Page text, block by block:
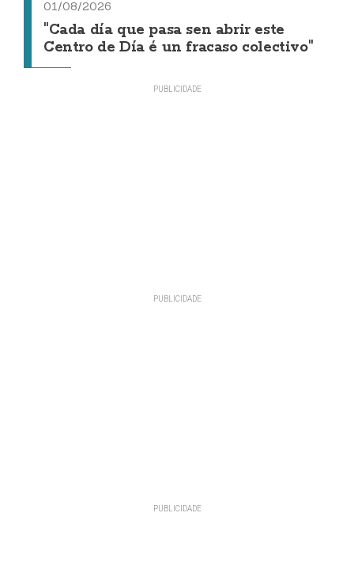
01/08/2026
"Cada día que pasa sen abrir este
Centro de Día é un fracaso colectivo"